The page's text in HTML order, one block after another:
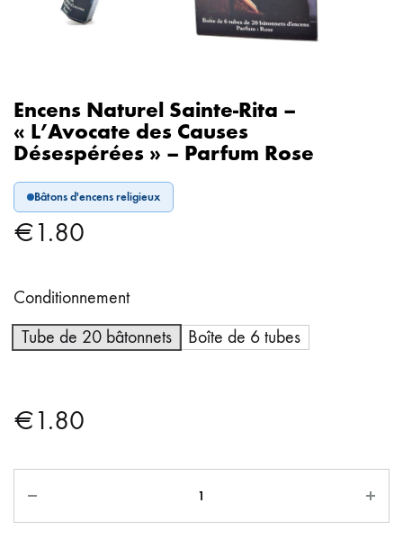
Encens Naturel Sainte-Rita –
« L’Avocate des Causes
Désespérées » – Parfum Rose
Bâtons d'encens religieux
€1.80
Conditionnement
Tube de 20 bâtonnets
Boîte de 6 tubes
€1.80